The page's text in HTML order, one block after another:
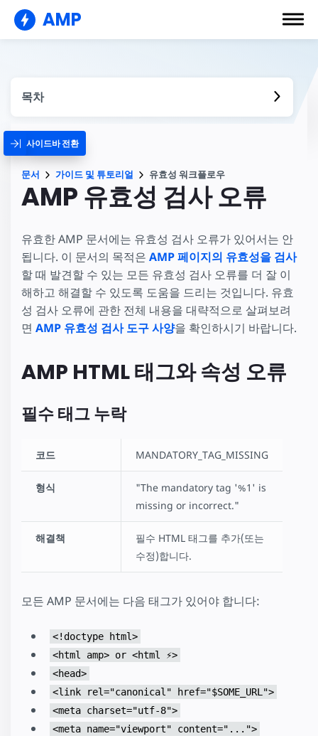
AMP
목차
사이드바 전환
문서 가이드 및 튜토리얼 유효성 워크플로우
AMP 유효성 검사 오류
유효한 AMP 문서에는 유효성 검사 오류가 있어서는 안
됩니다. 이 문서의 목적은 AMP 페이지의 유효성을 검사
할 때 발견할 수 있는 모든 유효성 검사 오류를 더 잘 이
해하고 해결할 수 있도록 도움을 드리는 것입니다. 유효
성 검사 오류에 관한 전체 내용을 대략적으로 살펴보려
면 AMP 유효성 검사 도구 사양을 확인하시기 바랍니다.
AMP HTML 태그와 속성 오류
필수 태그 누락
코드 MANDATORY_TAG_MISSING
형식
"The mandatory tag '%1' is
missing or incorrect."
해결책
필수 HTML 태그를 추가(또는
수정)합니다.
모든 AMP 문서에는 다음 태그가 있어야 합니다:
<!doctype html>
<html amp> or <html ⚡>
<head>
<link rel="canonical" href="$SOME_URL">
<meta charset="utf-8">
<meta name="viewport" content="...">